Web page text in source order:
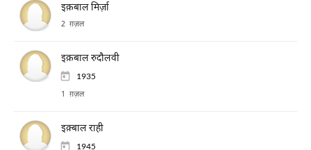
इक़बाल मिर्ज़ा
2 ग़ज़ल
इक़बाल रुदौलवी
1935
1 ग़ज़ल
इक़्बाल राही
1945